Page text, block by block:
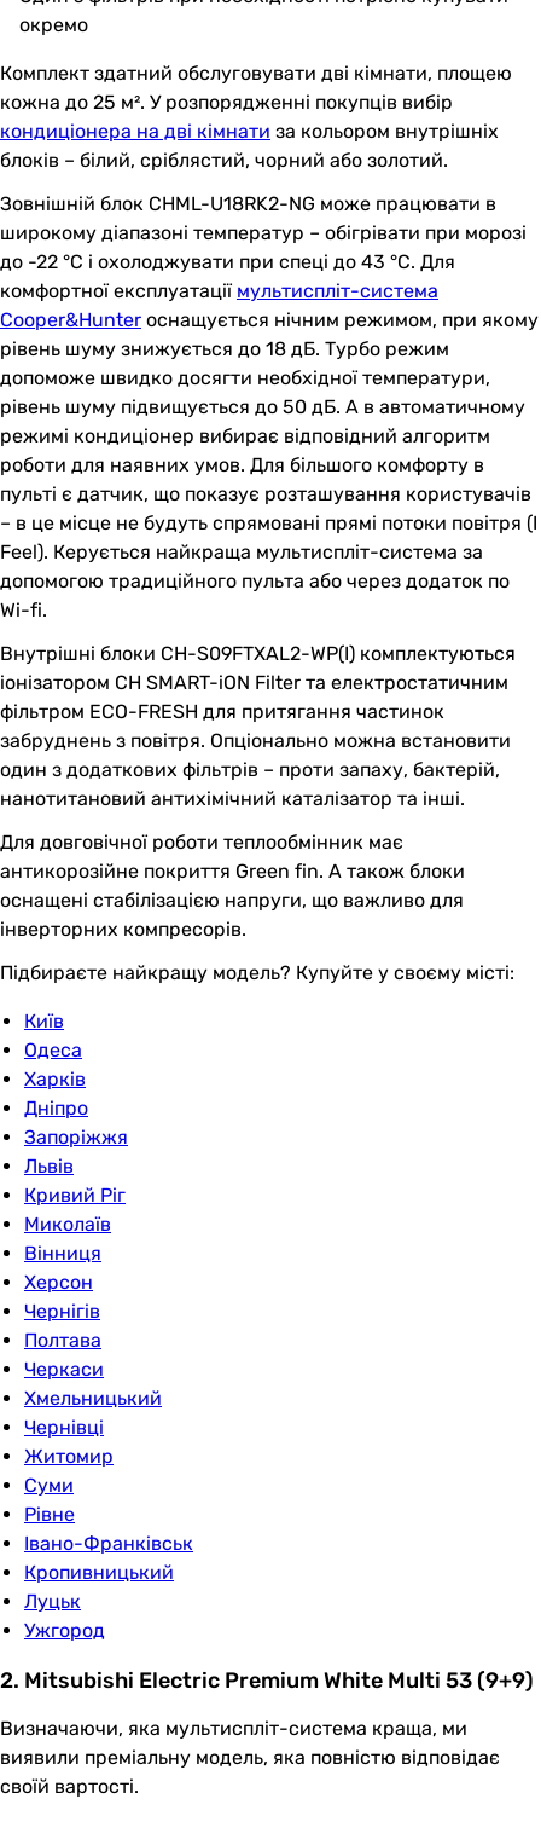
окремо
Комплект здатний обслуговувати дві кімнати, площею
кожна до 25 м². У розпорядженні покупців вибір
кондиціонера на дві кімнати за кольором внутрішніх
блоків – білий, сріблястий, чорний або золотий.
Зовнішній блок CHML-U18RK2-NG може працювати в
широкому діапазоні температур – обігрівати при морозі
до -22 °C і охолоджувати при спеці до 43 °C. Для
комфортної експлуатації мультиспліт-система
Cooper&Hunter оснащується нічним режимом, при якому
рівень шуму знижується до 18 дБ. Турбо режим
допоможе швидко досягти необхідної температури,
рівень шуму підвищується до 50 дБ. А в автоматичному
режимі кондиціонер вибирає відповідний алгоритм
роботи для наявних умов. Для більшого комфорту в
пульті є датчик, що показує розташування користувачів
– в це місце не будуть спрямовані прямі потоки повітря (I
Feel). Керується найкраща мультиспліт-система за
допомогою традиційного пульта або через додаток по
Wi-fi.
Внутрішні блоки CH-S09FTXAL2-WP(I) комплектуються
іонізатором CH SMART-iON Filter та електростатичним
фільтром ECO-FRESH для притягання частинок
забруднень з повітря. Опціонально можна встановити
один з додаткових фільтрів – проти запаху, бактерій,
нанотитановий антихімічний каталізатор та інші.
Для довговічної роботи теплообмінник має
антикорозійне покриття Green fin. А також блоки
оснащені стабілізацією напруги, що важливо для
інверторних компресорів.
Підбираєте найкращу модель? Купуйте у своєму місті:
Київ
Одеса
Харків
Дніпро
Запоріжжя
Львів
Кривий Ріг
Миколаїв
Вінниця
Херсон
Чернігів
Полтава
Черкаси
Хмельницький
Чернівці
Житомир
Суми
Рівне
Івано-Франківськ
Кропивницький
Луцьк
Ужгород
2. Mitsubishi Electric Premium White Multi 53 (9+9)
Визначаючи, яка мультиспліт-система краща, ми
виявили преміальну модель, яка повністю відповідає
своїй вартості.